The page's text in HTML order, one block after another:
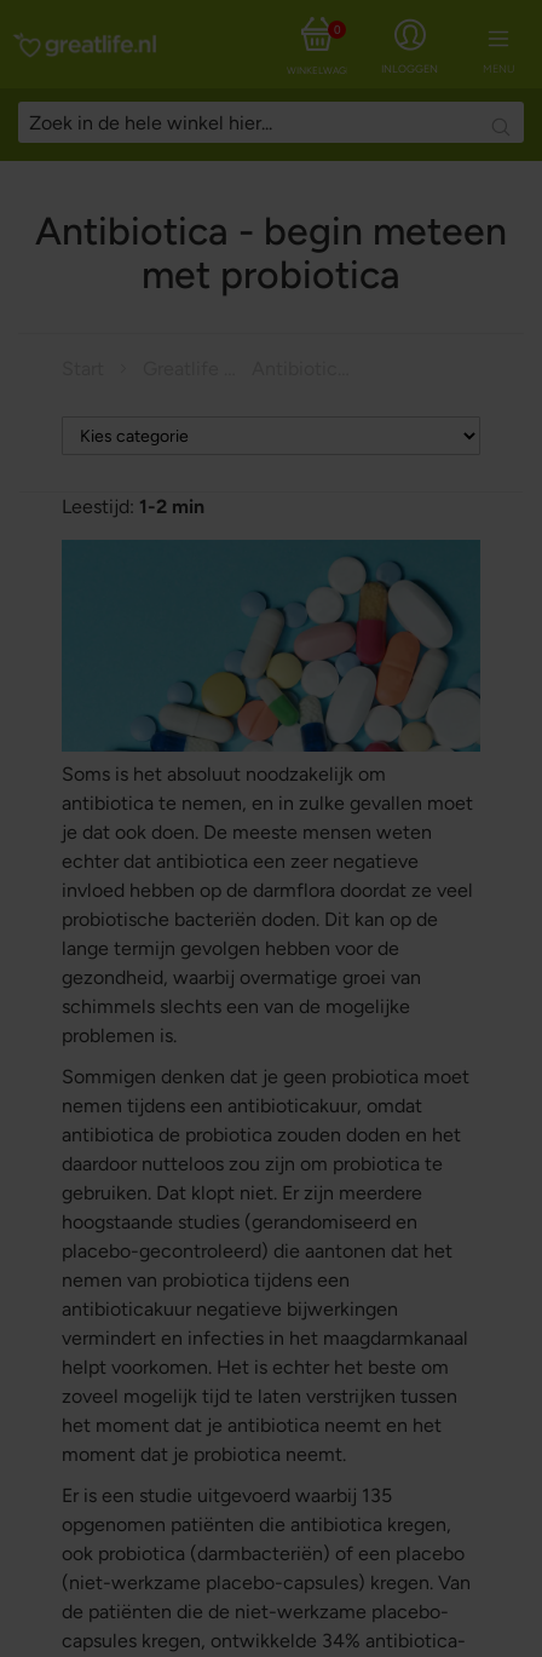
MENU
INLOGGEN
WINKELWAGEN
0
Antibiotica - begin meteen
met probiotica
Leestijd: 1-2 min
Soms is het absoluut noodzakelijk om
antibiotica te nemen, en in zulke gevallen moet
je dat ook doen. De meeste mensen weten
echter dat antibiotica een zeer negatieve
invloed hebben op de darmflora doordat ze veel
probiotische bacteriën doden. Dit kan op de
lange termijn gevolgen hebben voor de
gezondheid, waarbij overmatige groei van
schimmels slechts een van de mogelijke
problemen is.
Sommigen denken dat je geen probiotica moet
nemen tijdens een antibioticakuur, omdat
antibiotica de probiotica zouden doden en het
daardoor nutteloos zou zijn om probiotica te
gebruiken. Dat klopt niet. Er zijn meerdere
hoogstaande studies (gerandomiseerd en
placebo-gecontroleerd) die aantonen dat het
nemen van probiotica tijdens een
antibioticakuur negatieve bijwerkingen
vermindert en infecties in het maagdarmkanaal
helpt voorkomen. Het is echter het beste om
zoveel mogelijk tijd te laten verstrijken tussen
het moment dat je antibiotica neemt en het
moment dat je probiotica neemt.
Er is een studie uitgevoerd waarbij 135
opgenomen patiënten die antibiotica kregen,
ook probiotica (darmbacteriën) of een placebo
(niet-werkzame placebo-capsules) kregen. Van
de patiënten die de niet-werkzame placebo-
capsules kregen, ontwikkelde 34% antibiotica-